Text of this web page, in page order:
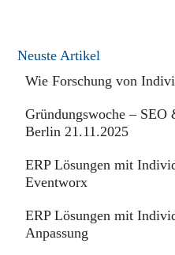
Neuste Artikel
Wie Forschung von
Gründungswoche –
Berlin 21.11.2025
ERP Lösungen mit
Eventworx
ERP Lösungen mit
Anpassung